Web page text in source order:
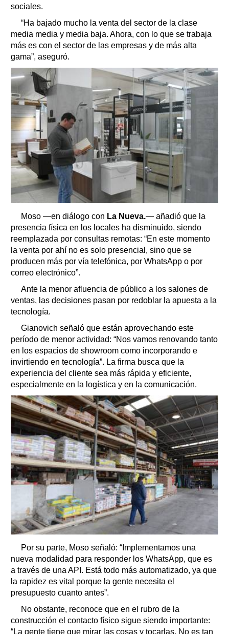
sociales.
“Ha bajado mucho la venta del sector de la clase
media media y media baja. Ahora, con lo que se trabaja
más es con el sector de las empresas y de más alta
gama”, aseguró.
Moso —en diálogo con La Nueva.— añadió que la
presencia física en los locales ha disminuido, siendo
reemplazada por consultas remotas: “En este momento
la venta por ahí no es solo presencial, sino que se
producen más por vía telefónica, por WhatsApp o por
correo electrónico”.
Ante la menor afluencia de público a los salones de
ventas, las decisiones pasan por redoblar la apuesta a la
tecnología.
Gianovich señaló que están aprovechando este
período de menor actividad: “Nos vamos renovando tanto
en los espacios de showroom como incorporando e
invirtiendo en tecnología”. La firma busca que la
experiencia del cliente sea más rápida y eficiente,
especialmente en la logística y en la comunicación.
Por su parte, Moso señaló: “Implementamos una
nueva modalidad para responder los WhatsApp, que es
a través de una API. Está todo más automatizado, ya que
la rapidez es vital porque la gente necesita el
presupuesto cuanto antes”.
No obstante, reconoce que en el rubro de la
construcción el contacto físico sigue siendo importante:
“La gente tiene que mirar las cosas y tocarlas. No es tan